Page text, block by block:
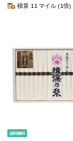
積算 11 マイル (1倍)